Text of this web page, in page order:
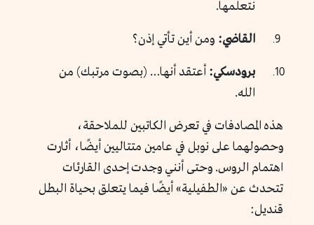
نتعلمها.
القاضي: ومن أين تأتي إذن؟
برودسكي: أعتقد أنها… (بصوت مرتبك) من
الله.
هذه المصادفات في تعرض الكاتبين للملاحقة،
وحصولهما على نوبل في عامين متتاليين أيضًا، أثارت
اهتمام الروس. وحتى أنني وجدت إحدى القارئات
تتحدث عن «الطفيلية» أيضًا فيما يتعلق بحياة البطل
قنديل: